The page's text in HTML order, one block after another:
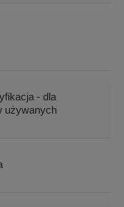
- dla
używanych